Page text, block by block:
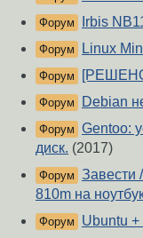
Форум Irbis
Форум Linux
Форум
Форум Debian
Форум Gentoo:
диск. (2017)
Форум Завести
810m на
Форум Ubuntu